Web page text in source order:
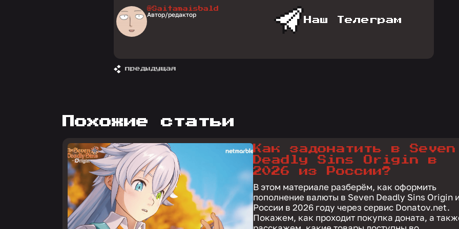
@Saitamaisbald
Автор/редактор
Наш Телеграм
предыдущая
похожие статьи
Как задонатить в Seven
Deadly Sins Origin в
2026 из России?
В этом материале разберём, как оформить
пополнение валюты в Seven Deadly Sins Origin
России в 2026 году через сервис Donatov.net.
Покажем, как проходит покупка доната, а